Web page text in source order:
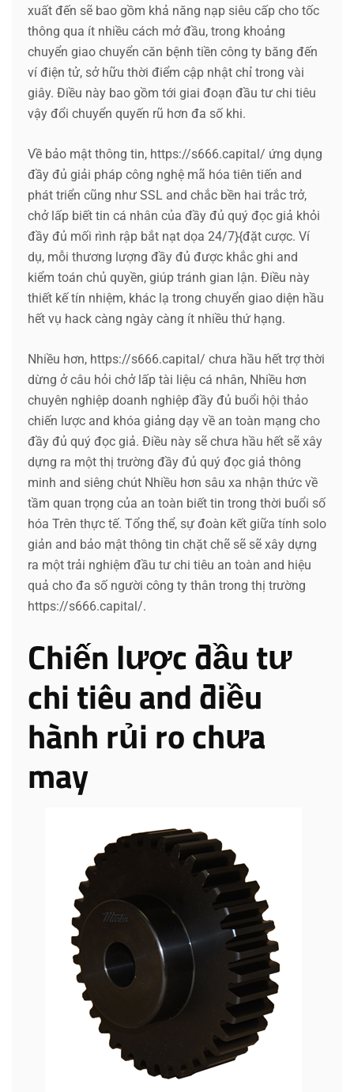
xuất đến sẽ bao gồm khả năng nạp siêu cấp cho tốc
thông qua ít nhiều cách mở đầu, trong khoảng
chuyển giao chuyển căn bệnh tiền công ty băng đến
ví điện tử, sở hữu thời điểm cập nhật chỉ trong vài
giây. Điều này bao gồm tới giai đoạn đầu tư chi tiêu
vậy đổi chuyển quyến rũ hơn đa số khi.
Về bảo mật thông tin, https://s666.capital/ ứng dụng
đầy đủ giải pháp công nghệ mã hóa tiên tiến and
phát triển cũng như SSL and chắc bền hai trắc trở,
chở lấp biết tin cá nhân của đầy đủ quý đọc giả khỏi
đầy đủ mối rình rập bắt nạt dọa 24/7}{đặt cược. Ví
dụ, mỗi thương lượng đầy đủ được khắc ghi and
kiểm toán chủ quyền, giúp tránh gian lận. Điều này
thiết kế tín nhiệm, khác lạ trong chuyển giao diện hầu
hết vụ hack càng ngày càng ít nhiều thứ hạng.
Nhiều hơn, https://s666.capital/ chưa hầu hết trợ thời
dừng ở câu hỏi chở lấp tài liệu cá nhân, Nhiều hơn
chuyên nghiệp doanh nghiệp đầy đủ buổi hội thảo
chiến lược and khóa giảng dạy về an toàn mạng cho
đầy đủ quý đọc giả. Điều này sẽ chưa hầu hết sẽ xây
dựng ra một thị trường đầy đủ quý đọc giả thông
minh and siêng chút Nhiều hơn sâu xa nhận thức về
tầm quan trọng của an toàn biết tin trong thời buổi số
hóa Trên thực tế. Tổng thể, sự đoàn kết giữa tính solo
giản and bảo mật thông tin chặt chẽ sẽ sẽ xây dựng
ra một trải nghiệm đầu tư chi tiêu an toàn and hiệu
quả cho đa số người công ty thân trong thị trường
https://s666.capital/.
Chiến lược đầu tư
chi tiêu and điều
hành rủi ro chưa
may